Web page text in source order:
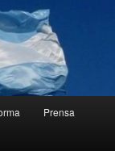
Prensa